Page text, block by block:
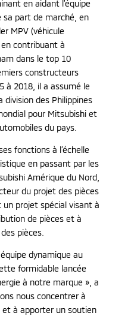
en aidant l’équipe
sa part de marché, en
MPV (véhicule
contribuant à
dans le top 10
constructeurs
à 2018, il a assumé le
division des Philippines
pour Mitsubishi et
du pays.
fonctions à l’échelle
en passant par les
Amérique du Nord,
du projet des pièces
projet spécial visant à
de pièces et à
pièces.
dynamique au
formidable lancée
à notre marque », a
nous concentrer à
et à apporter un soutien